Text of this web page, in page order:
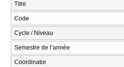
Titre
Code
Cycle / Niveau
Semestre de l’année
Coordinator